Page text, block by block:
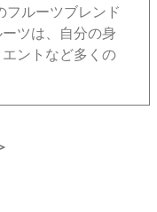
フルーツブレンド
ツは、自分の身
ントなど多くの